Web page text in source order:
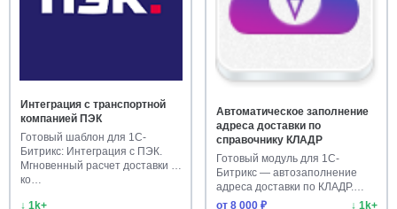
Интеграция с транспортной
компанией ПЭК
Готовый шаблон для 1С-
Битрикс: Интеграция с ПЭК.
Мгновенный расчет доставки в
ко…
↓ 1k+
Автоматическое заполнение
адреса доставки по
справочнику КЛАДР
Готовый модуль для 1С-
Битрикс — автозаполнение
адреса доставки по КЛАДР.
Ускорьт…
от 8 000 ₽ ↓ 1k+